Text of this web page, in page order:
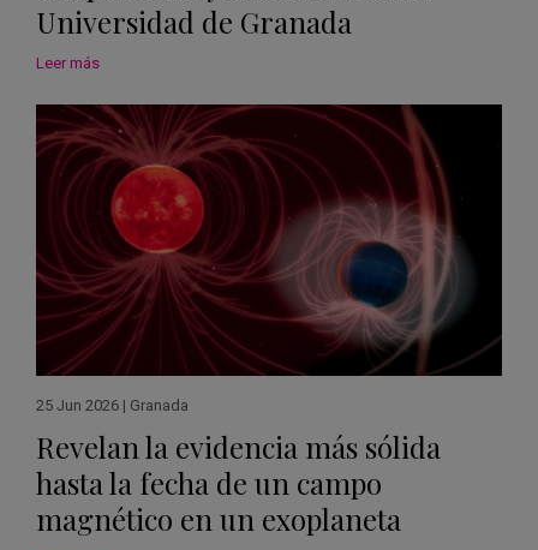
Universidad de Granada
Leer más
25 Jun 2026 | Granada
Revelan la evidencia más sólida
hasta la fecha de un campo
magnético en un exoplaneta